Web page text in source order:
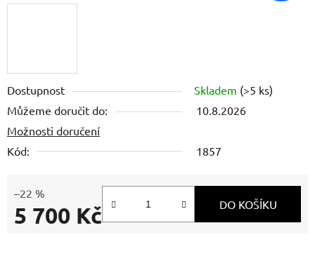
Dostupnost Skladem (>5 ks)
Můžeme doručit do:
10.8.2026
Možnosti doručení
Kód:
1857
–22 %
5 700 Kč DO KOŠÍKU